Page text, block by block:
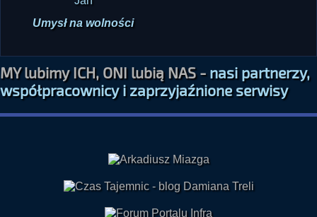
Umysł na wolności
MY lubimy ICH, ONI lubią NAS -nasi partnerzy,
współpracownicy i zaprzyjaźnione serwisy